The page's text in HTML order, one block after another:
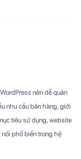
nên dễ quản
nhu cầu bán hàng, giới
tiêu sử dụng, website
phổ biến trong hệ